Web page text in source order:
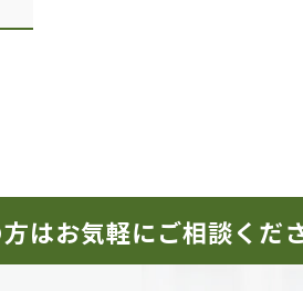
はお気軽にご相談くだ